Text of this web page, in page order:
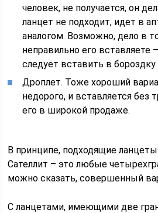
человек, не получается, он
ланцет не подходит, идет в
аналогом. Возможно, дело в
неправильно его вставляете
следует вставить в бороздку
Дроплет. Тоже хороший
недорого, и вставляется без
его в широкой продаже.
В принципе, подходящие
Сателлит – это любые
можно сказать, совершенный
С ланцетами, имеющими две